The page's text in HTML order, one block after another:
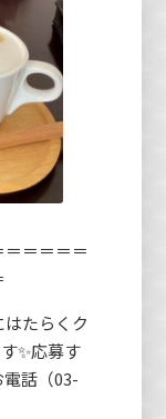
＝＝＝＝
たらくク
✨応募す
話（03-